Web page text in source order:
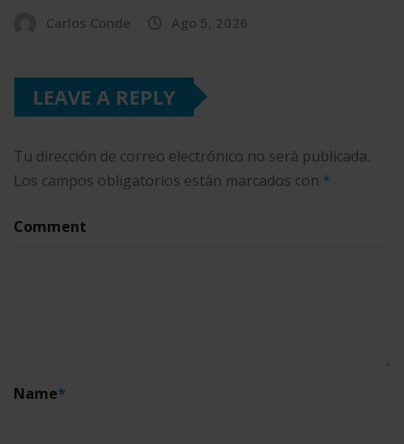
Carlos Conde Ago 5, 2026
LEAVE A REPLY
Tu dirección de correo electrónico no será publicada.
Los campos obligatorios están marcados con *
Comment
Name*